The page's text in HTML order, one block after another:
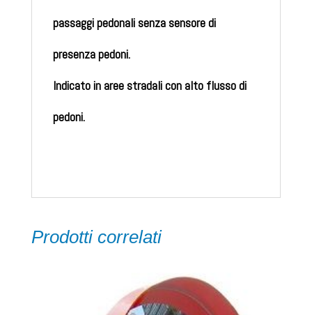
passaggi pedonali senza sensore di
presenza pedoni.
Indicato in aree stradali con alto flusso di
pedoni.
Prodotti correlati